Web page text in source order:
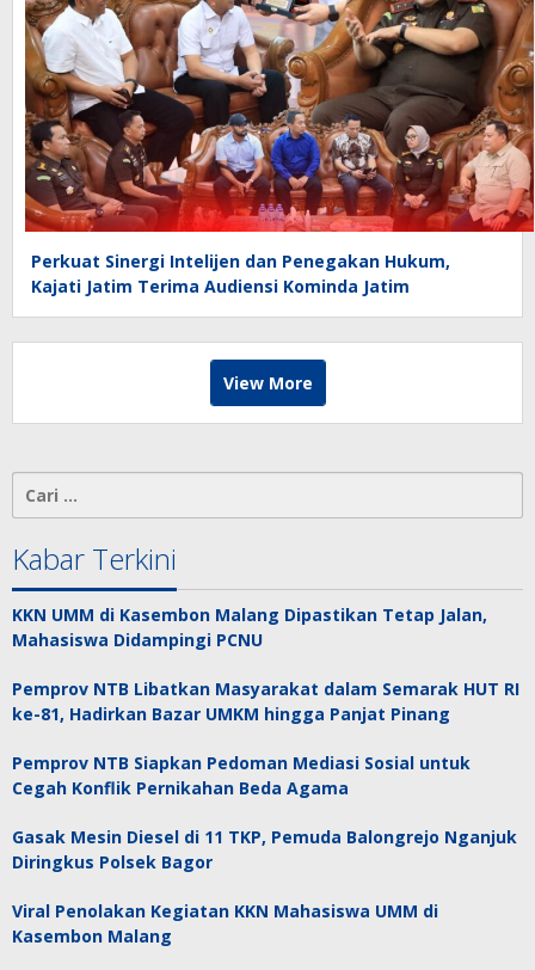
Perkuat Sinergi Intelijen dan Penegakan Hukum,
Kajati Jatim Terima Audiensi Kominda Jatim
View More
untuk:
Kabar Terkini
KKN UMM di Kasembon Malang Dipastikan Tetap Jalan,
Mahasiswa Didampingi PCNU
Pemprov NTB Libatkan Masyarakat dalam Semarak HUT RI
ke-81, Hadirkan Bazar UMKM hingga Panjat Pinang
Pemprov NTB Siapkan Pedoman Mediasi Sosial untuk
Cegah Konflik Pernikahan Beda Agama
Gasak Mesin Diesel di 11 TKP, Pemuda Balongrejo Nganjuk
Diringkus Polsek Bagor
Viral Penolakan Kegiatan KKN Mahasiswa UMM di
Kasembon Malang